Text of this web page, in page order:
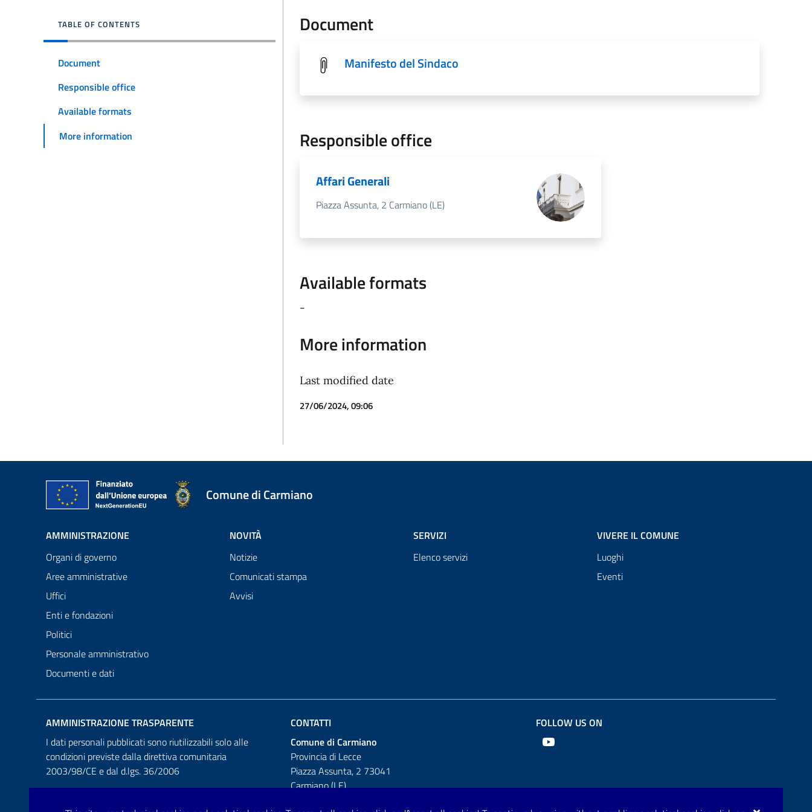
TABLE OF CONTENTS
Document
Responsible office
Available formats
More information
Document
Manifesto del Sindaco
Responsible office
Affari Generali
Piazza Assunta, 2 Carmiano (LE)
Available formats
-
More information
Last modified date
27/06/2024, 09:06
Comune di Carmiano
AMMINISTRAZIONE
Organi di governo
Aree amministrative
Uffici
Enti e fondazioni
Politici
Personale amministrativo
Documenti e dati
NOVITÀ
Notizie
Comunicati stampa
Avvisi
SERVIZI
Elenco servizi
VIVERE IL COMUNE
Luoghi
Eventi
AMMINISTRAZIONE TRASPARENTE
I dati personali pubblicati sono riutilizzabili solo alle
condizioni previste dalla direttiva comunitaria
2003/98/CE e dal d.lgs. 36/2006
CONTATTI
Comune di Carmiano
Provincia di Lecce
Piazza Assunta, 2 73041
Carmiano (LE)
FOLLOW US ON